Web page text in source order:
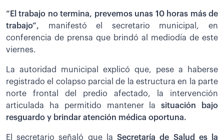
“El trabajo no termina, prevemos unas 10 horas más de
trabajo”, manifestó el secretario municipal, en
conferencia de prensa que brindó al mediodía de este
viernes.
La autoridad municipal explicó que, pese a haberse
registrado el colapso parcial de la estructura en la parte
norte frontal del predio afectado, la intervención
articulada ha permitido mantener lasituación bajo
resguardo y brindar atención médica oportuna.
El secretario señaló que laSecretaría de Salud es la